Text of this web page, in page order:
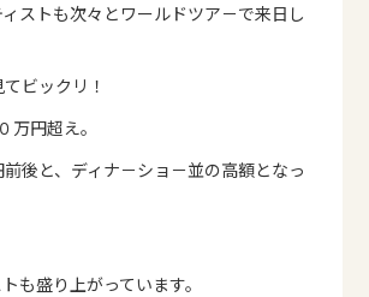
ストも次々とワールドツア－で来日し
ビックリ！
万円超え。
後と、ディナ－ショ－並の高額となっ
も盛り上がっています。